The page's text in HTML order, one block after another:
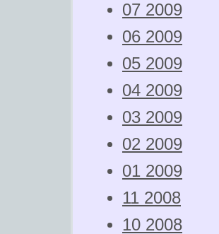
07 2009
06 2009
05 2009
04 2009
03 2009
02 2009
01 2009
11 2008
10 2008